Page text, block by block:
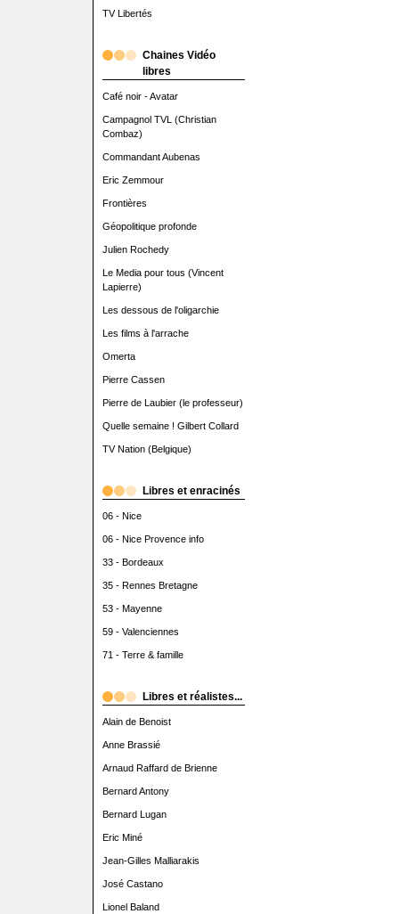
TV Libertés
Chaines Vidéo
libres
Café noir - Avatar
Campagnol TVL (Christian
Combaz)
Commandant Aubenas
Eric Zemmour
Frontières
Géopolitique profonde
Julien Rochedy
Le Media pour tous (Vincent
Lapierre)
Les dessous de l'oligarchie
Les films à l'arrache
Omerta
Pierre Cassen
Pierre de Laubier (le professeur)
Quelle semaine ! Gilbert Collard
TV Nation (Belgique)
Libres et enracinés
06 - Nice
06 - Nice Provence info
33 - Bordeaux
35 - Rennes Bretagne
53 - Mayenne
59 - Valenciennes
71 - Terre & famille
Libres et réalistes...
Alain de Benoist
Anne Brassié
Arnaud Raffard de Brienne
Bernard Antony
Bernard Lugan
Eric Miné
Jean-Gilles Malliarakis
José Castano
Lionel Baland